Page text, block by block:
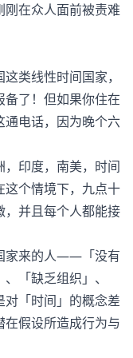
在众人面前被责难
类线性时间国家，
了！但如果你住在
通电话，因为晚个六
印度，南美，时间
这个情境下，九点十
，并且每个人都能接
家来的人——「没有
「缺乏组织」、
对「时间」的概念差
假设所造成行为与